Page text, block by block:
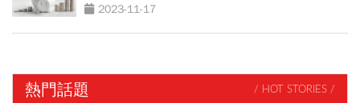
2023-11-17
熱門話題 / HOT STORIES /